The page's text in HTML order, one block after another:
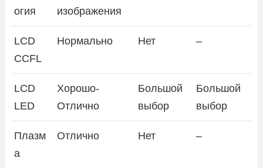
огия
изображения
LCD
CCFL
Нормально Нет –
LCD
LED
Хорошо-
Отлично
Большой
выбор
Большой
выбор
Плазм
а
Отлично Нет –